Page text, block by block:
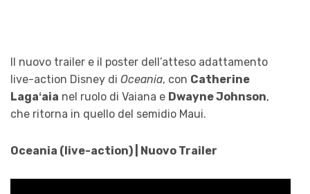
Il nuovo trailer e il poster dell’atteso adattamento
live-action Disney di Oceania, con Catherine
Lagaʻaia nel ruolo di Vaiana e Dwayne Johnson,
che ritorna in quello del semidio Maui.
Oceania (live-action) | Nuovo Trailer